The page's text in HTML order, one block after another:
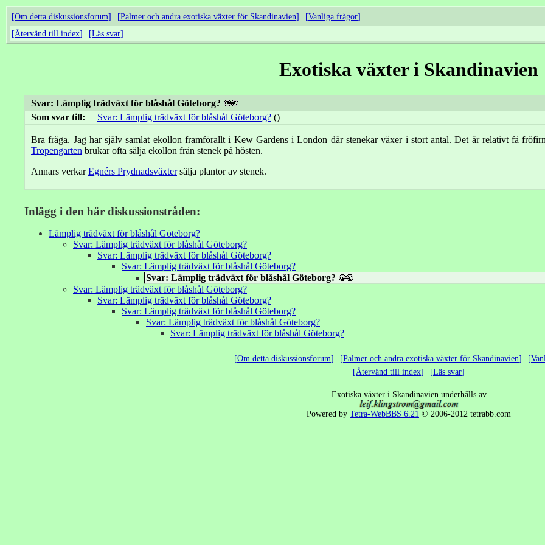
Om detta diskussionsforum Palmer och andra exotiska växter för Skandinavien
Vanliga frågor
Återvänd till index
Läs svar
Exotiska växter i Skandinavien
Svar: Lämplig trädväxt för blåshål Göteborg?
Som svar till:
Svar: Lämplig trädväxt för blåshål Göteborg? ()
Bra fråga. Jag har själv samlat ekollon framförallt i Kew Gardens i London där stenekar växer i stort antal. Det är relativt få
Tropengarten brukar ofta sälja ekollon från stenek på hösten.
Annars verkarEgnérs Prydnadsväxtersälja plantor av stenek.
Inlägg i den här diskussionstråden:
Lämplig trädväxt för blåshål Göteborg?
Svar: Lämplig trädväxt för blåshål Göteborg?
Svar: Lämplig trädväxt för blåshål Göteborg?
Svar: Lämplig trädväxt för blåshål Göteborg?
Svar: Lämplig trädväxt för blåshål Göteborg?
Svar: Lämplig trädväxt för blåshål Göteborg?
Svar: Lämplig trädväxt för blåshål Göteborg?
Svar: Lämplig trädväxt för blåshål Göteborg?
Svar: Lämplig trädväxt för blåshål Göteborg?
Svar: Lämplig trädväxt för blåshål Göteborg?
Om detta diskussionsforum Palmer och andra exotiska växter för Skandinavien
Återvänd till index
Läs svar
Exotiska växter i Skandinavien underhålls av
Powered by Tetra-WebBBS 6.21 © 2006-2012 tetrabb.com